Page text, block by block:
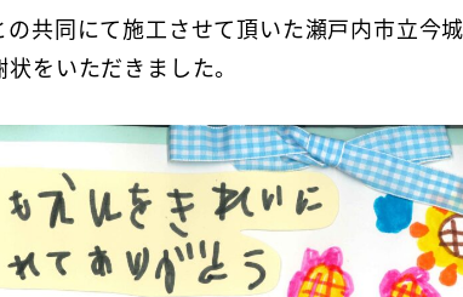
共同にて施工させて頂いた瀬戸内市立今
をいただきました。